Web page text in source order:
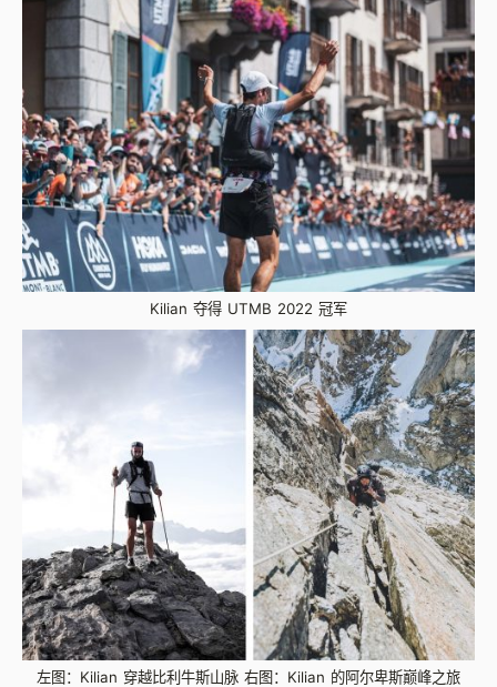
Kilian 夺得 UTMB 2022 冠军
左图：Kilian 穿越比利牛斯山脉 右图：Kilian 的阿尔卑斯巅峰之旅